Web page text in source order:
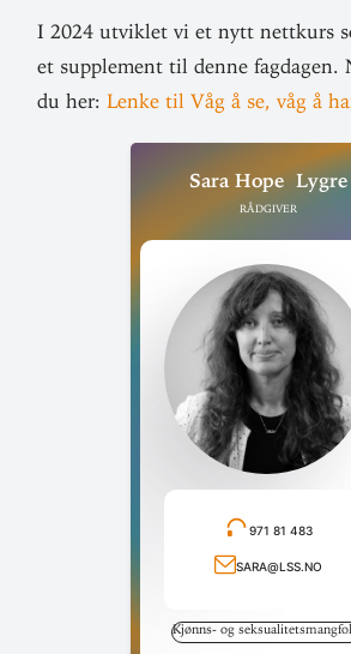
I 2024 utviklet vi et nytt nettkurs
et sup­plement til denne
du her:Lenke til Våg å se, våg å
Sara Hope Lygre
Rådgiver
971 81 483
Ring
sara@lss.no
Send e-post
Kjønns- og